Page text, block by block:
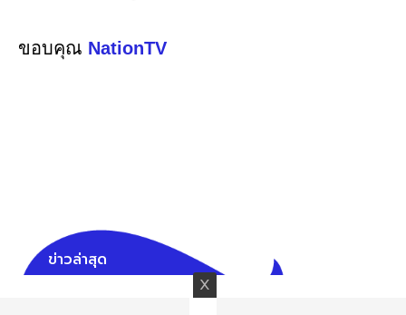
ขอบคุณ NationTV
ข่าวล่าสุด